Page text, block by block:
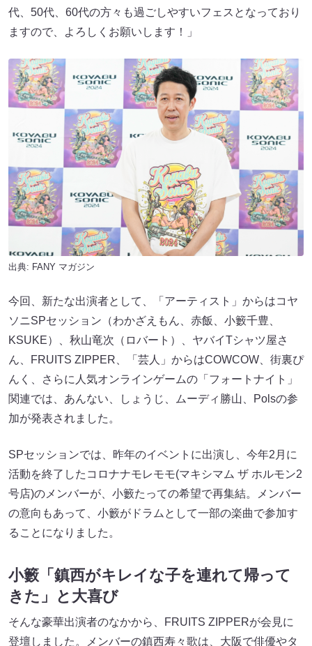
代、50代、60代の方々も過ごしやすいフェスとなっており
ますので、よろしくお願いします！」
出典: FANY マガジン
今回、新たな出演者として、「アーティスト」からはコヤ
ソニSPセッション（わかざえもん、赤飯、小籔千豊、
KSUKE）、秋山竜次（ロバート）、ヤバイTシャツ屋さ
ん、FRUITS ZIPPER、「芸人」からはCOWCOW、街裏ぴ
んく、さらに人気オンラインゲームの「フォートナイト」
関連では、あんない、しょうじ、ムーディ勝山、Polsの参
加が発表されました。
SPセッションでは、昨年のイベントに出演し、今年2月に
活動を終了したコロナナモレモモ(マキシマム ザ ホルモン2
号店)のメンバーが、小籔たっての希望で再集結。メンバー
の意向もあって、小籔がドラムとして一部の楽曲で参加す
ることになりました。
小籔「鎮西がキレイな子を連れて帰って
きた」と大喜び
そんな豪華出演者のなかから、FRUITS ZIPPERが会見に
登壇しました。メンバーの鎮西寿々歌は、大阪で俳優やタ